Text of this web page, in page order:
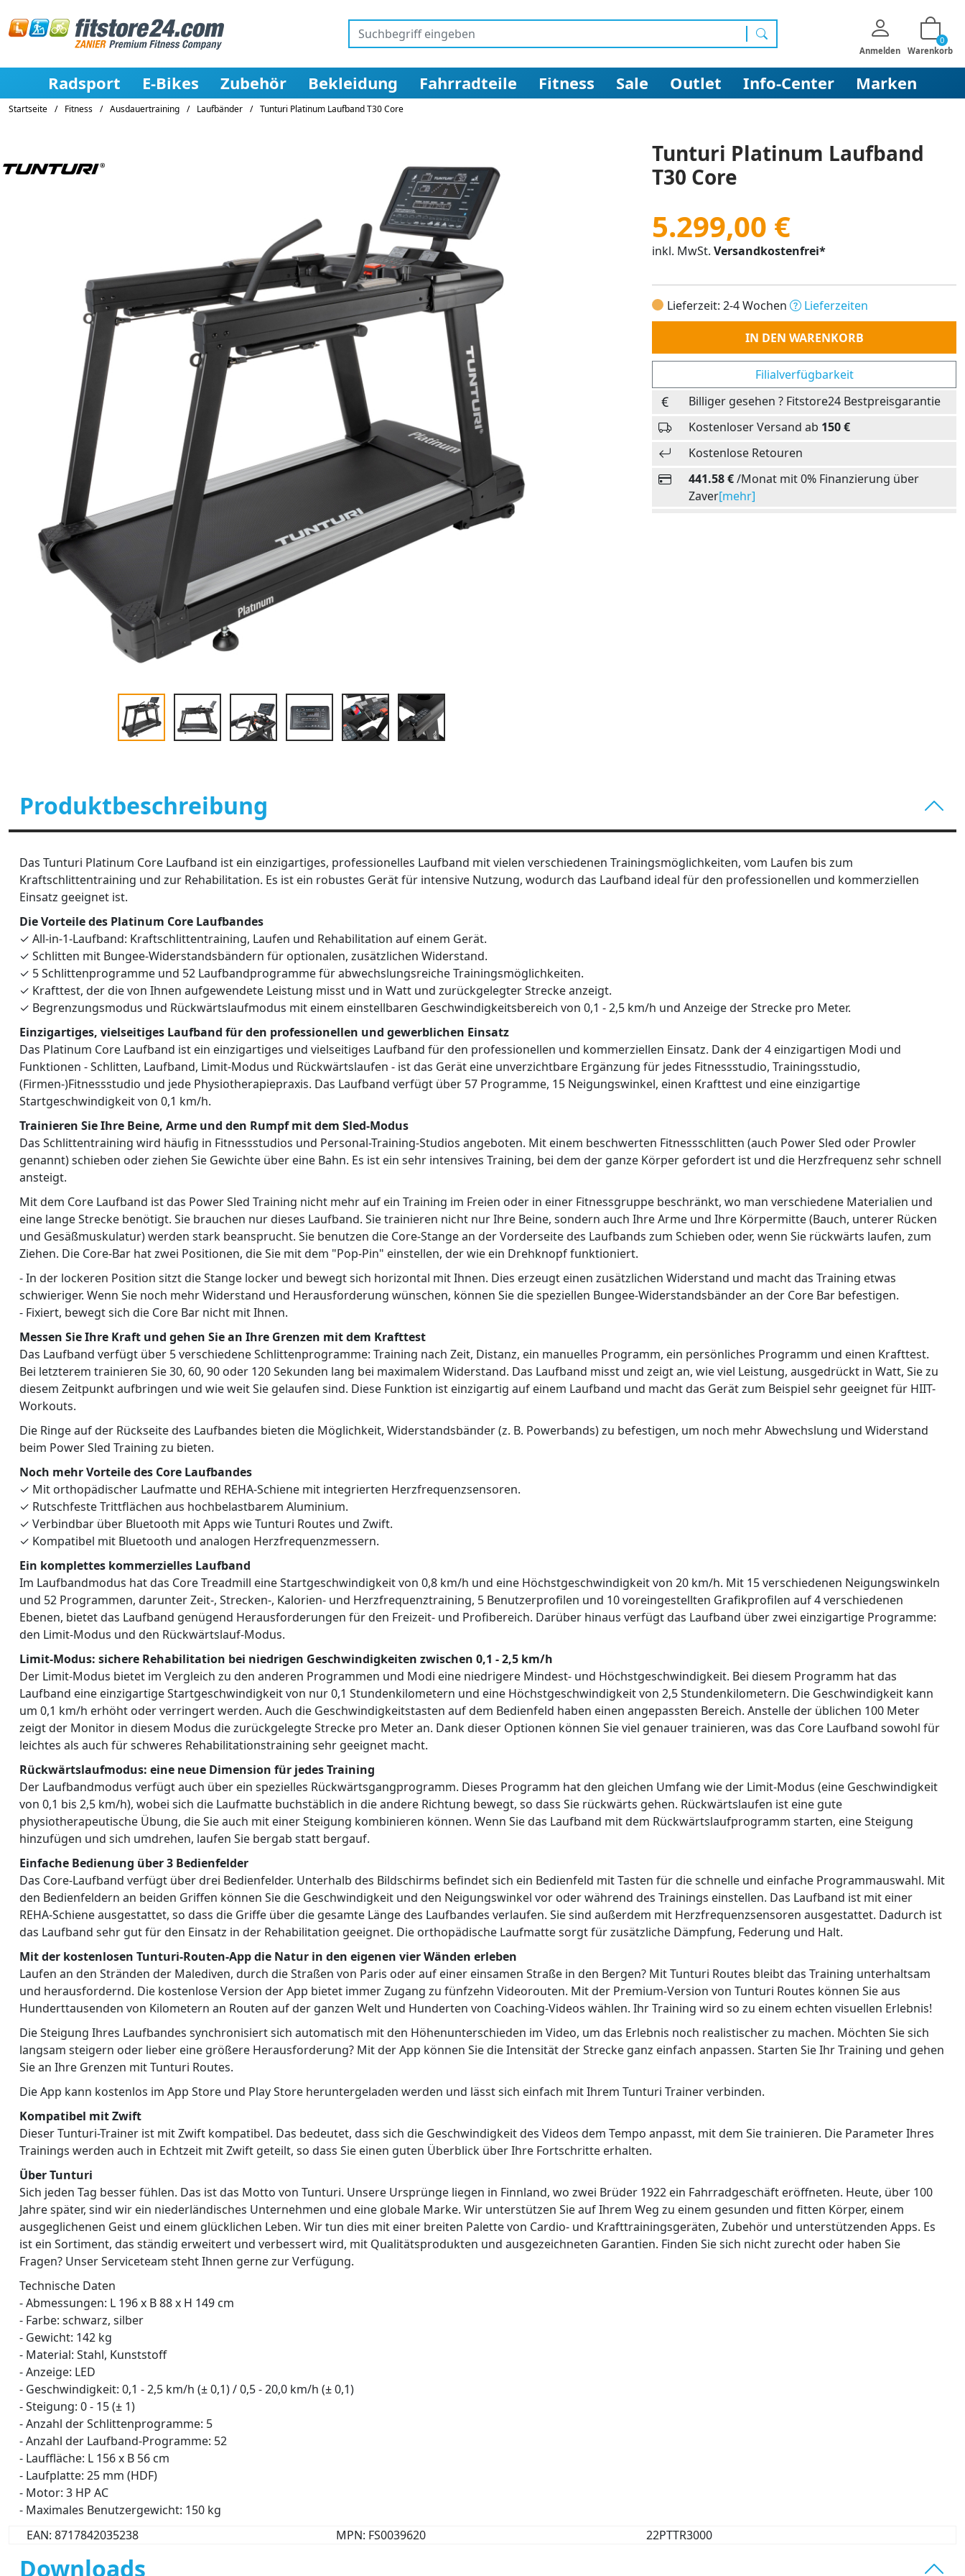
Suchen Anmelden Warenkorb
0
Radsport E-Bikes Zubehör Bekleidung Fahrradteile Fitness Sale Outlet Info-Center Marken
Startseite / Fitness / Ausdauertraining / Laufbänder / Tunturi Platinum Laufband T30 Core
Tunturi Platinum Laufband
T30 Core
5.299,00 €
inkl. MwSt. Versandkostenfrei*
Lieferzeit: 2-4 Wochen
Lieferzeiten
Anzahl
IN DEN WARENKORB
Filialverfügbarkeit
Billiger gesehen ? Fitstore24 Bestpreisgarantie
Kostenloser Versand ab 150 €
Kostenlose Retouren
441.58 €/Monat mit 0% Finanzierung über
Zaver[mehr]
Produktbeschreibung
Das Tunturi Platinum Core Laufband ist ein einzigartiges, professionelles Laufband mit vielen verschiedenen Trainingsmöglichkeiten, vom Laufen bis zum
Kraftschlittentraining und zur Rehabilitation. Es ist ein robustes Gerät für intensive Nutzung, wodurch das Laufband ideal für den professionellen und kommerziellen
Einsatz geeignet ist.
Die Vorteile des Platinum Core Laufbandes
✓ All-in-1-Laufband: Kraftschlittentraining, Laufen und Rehabilitation auf einem Gerät.
✓ Schlitten mit Bungee-Widerstandsbändern für optionalen, zusätzlichen Widerstand.
✓ 5 Schlittenprogramme und 52 Laufbandprogramme für abwechslungsreiche Trainingsmöglichkeiten.
✓ Krafttest, der die von Ihnen aufgewendete Leistung misst und in Watt und zurückgelegter Strecke anzeigt.
✓ Begrenzungsmodus und Rückwärtslaufmodus mit einem einstellbaren Geschwindigkeitsbereich von 0,1 - 2,5 km/h und Anzeige der Strecke pro Meter.
Einzigartiges, vielseitiges Laufband für den professionellen und gewerblichen Einsatz
Das Platinum Core Laufband ist ein einzigartiges und vielseitiges Laufband für den professionellen und kommerziellen Einsatz. Dank der 4 einzigartigen Modi und
Funktionen - Schlitten, Laufband, Limit-Modus und Rückwärtslaufen - ist das Gerät eine unverzichtbare Ergänzung für jedes Fitnessstudio, Trainingsstudio,
(Firmen-)Fitnessstudio und jede Physiotherapiepraxis. Das Laufband verfügt über 57 Programme, 15 Neigungswinkel, einen Krafttest und eine einzigartige
Startgeschwindigkeit von 0,1 km/h.
Trainieren Sie Ihre Beine, Arme und den Rumpf mit dem Sled-Modus
Das Schlittentraining wird häufig in Fitnessstudios und Personal-Training-Studios angeboten. Mit einem beschwerten Fitnessschlitten (auch Power Sled oder Prowler
genannt) schieben oder ziehen Sie Gewichte über eine Bahn. Es ist ein sehr intensives Training, bei dem der ganze Körper gefordert ist und die Herzfrequenz sehr schnell
ansteigt.
Mit dem Core Laufband ist das Power Sled Training nicht mehr auf ein Training im Freien oder in einer Fitnessgruppe beschränkt, wo man verschiedene Materialien und
eine lange Strecke benötigt. Sie brauchen nur dieses Laufband. Sie trainieren nicht nur Ihre Beine, sondern auch Ihre Arme und Ihre Körpermitte (Bauch, unterer Rücken
und Gesäßmuskulatur) werden stark beansprucht. Sie benutzen die Core-Stange an der Vorderseite des Laufbands zum Schieben oder, wenn Sie rückwärts laufen, zum
Ziehen. Die Core-Bar hat zwei Positionen, die Sie mit dem "Pop-Pin" einstellen, der wie ein Drehknopf funktioniert.
- In der lockeren Position sitzt die Stange locker und bewegt sich horizontal mit Ihnen. Dies erzeugt einen zusätzlichen Widerstand und macht das Training etwas
schwieriger. Wenn Sie noch mehr Widerstand und Herausforderung wünschen, können Sie die speziellen Bungee-Widerstandsbänder an der Core Bar befestigen.
- Fixiert, bewegt sich die Core Bar nicht mit Ihnen.
Messen Sie Ihre Kraft und gehen Sie an Ihre Grenzen mit dem Krafttest
Das Laufband verfügt über 5 verschiedene Schlittenprogramme: Training nach Zeit, Distanz, ein manuelles Programm, ein persönliches Programm und einen Krafttest.
Bei letzterem trainieren Sie 30, 60, 90 oder 120 Sekunden lang bei maximalem Widerstand. Das Laufband misst und zeigt an, wie viel Leistung, ausgedrückt in Watt, Sie zu
diesem Zeitpunkt aufbringen und wie weit Sie gelaufen sind. Diese Funktion ist einzigartig auf einem Laufband und macht das Gerät zum Beispiel sehr geeignet für HIIT-
Workouts.
Die Ringe auf der Rückseite des Laufbandes bieten die Möglichkeit, Widerstandsbänder (z. B. Powerbands) zu befestigen, um noch mehr Abwechslung und Widerstand
beim Power Sled Training zu bieten.
Noch mehr Vorteile des Core Laufbandes
✓ Mit orthopädischer Laufmatte und REHA-Schiene mit integrierten Herzfrequenzsensoren.
✓ Rutschfeste Trittflächen aus hochbelastbarem Aluminium.
✓ Verbindbar über Bluetooth mit Apps wie Tunturi Routes und Zwift.
✓ Kompatibel mit Bluetooth und analogen Herzfrequenzmessern.
Ein komplettes kommerzielles Laufband
Im Laufbandmodus hat das Core Treadmill eine Startgeschwindigkeit von 0,8 km/h und eine Höchstgeschwindigkeit von 20 km/h. Mit 15 verschiedenen Neigungswinkeln
und 52 Programmen, darunter Zeit-, Strecken-, Kalorien- und Herzfrequenztraining, 5 Benutzerprofilen und 10 voreingestellten Grafikprofilen auf 4 verschiedenen
Ebenen, bietet das Laufband genügend Herausforderungen für den Freizeit- und Profibereich. Darüber hinaus verfügt das Laufband über zwei einzigartige Programme:
den Limit-Modus und den Rückwärtslauf-Modus.
Limit-Modus: sichere Rehabilitation bei niedrigen Geschwindigkeiten zwischen 0,1 - 2,5 km/h
Der Limit-Modus bietet im Vergleich zu den anderen Programmen und Modi eine niedrigere Mindest- und Höchstgeschwindigkeit. Bei diesem Programm hat das
Laufband eine einzigartige Startgeschwindigkeit von nur 0,1 Stundenkilometern und eine Höchstgeschwindigkeit von 2,5 Stundenkilometern. Die Geschwindigkeit kann
um 0,1 km/h erhöht oder verringert werden. Auch die Geschwindigkeitstasten auf dem Bedienfeld haben einen angepassten Bereich. Anstelle der üblichen 100 Meter
zeigt der Monitor in diesem Modus die zurückgelegte Strecke pro Meter an. Dank dieser Optionen können Sie viel genauer trainieren, was das Core Laufband sowohl für
leichtes als auch für schweres Rehabilitationstraining sehr geeignet macht.
Rückwärtslaufmodus: eine neue Dimension für jedes Training
Der Laufbandmodus verfügt auch über ein spezielles Rückwärtsgangprogramm. Dieses Programm hat den gleichen Umfang wie der Limit-Modus (eine Geschwindigkeit
von 0,1 bis 2,5 km/h), wobei sich die Laufmatte buchstäblich in die andere Richtung bewegt, so dass Sie rückwärts gehen. Rückwärtslaufen ist eine gute
physiotherapeutische Übung, die Sie auch mit einer Steigung kombinieren können. Wenn Sie das Laufband mit dem Rückwärtslaufprogramm starten, eine Steigung
hinzufügen und sich umdrehen, laufen Sie bergab statt bergauf.
Einfache Bedienung über 3 Bedienfelder
Das Core-Laufband verfügt über drei Bedienfelder. Unterhalb des Bildschirms befindet sich ein Bedienfeld mit Tasten für die schnelle und einfache Programmauswahl. Mit
den Bedienfeldern an beiden Griffen können Sie die Geschwindigkeit und den Neigungswinkel vor oder während des Trainings einstellen. Das Laufband ist mit einer
REHA-Schiene ausgestattet, so dass die Griffe über die gesamte Länge des Laufbandes verlaufen. Sie sind außerdem mit Herzfrequenzsensoren ausgestattet. Dadurch ist
das Laufband sehr gut für den Einsatz in der Rehabilitation geeignet. Die orthopädische Laufmatte sorgt für zusätzliche Dämpfung, Federung und Halt.
Mit der kostenlosen Tunturi-Routen-App die Natur in den eigenen vier Wänden erleben
Laufen an den Stränden der Malediven, durch die Straßen von Paris oder auf einer einsamen Straße in den Bergen? Mit Tunturi Routes bleibt das Training unterhaltsam
und herausfordernd. Die kostenlose Version der App bietet immer Zugang zu fünfzehn Videorouten. Mit der Premium-Version von Tunturi Routes können Sie aus
Hunderttausenden von Kilometern an Routen auf der ganzen Welt und Hunderten von Coaching-Videos wählen. Ihr Training wird so zu einem echten visuellen Erlebnis!
Die Steigung Ihres Laufbandes synchronisiert sich automatisch mit den Höhenunterschieden im Video, um das Erlebnis noch realistischer zu machen. Möchten Sie sich
langsam steigern oder lieber eine größere Herausforderung? Mit der App können Sie die Intensität der Strecke ganz einfach anpassen. Starten Sie Ihr Training und gehen
Sie an Ihre Grenzen mit Tunturi Routes.
Die App kann kostenlos im App Store und Play Store heruntergeladen werden und lässt sich einfach mit Ihrem Tunturi Trainer verbinden.
Kompatibel mit Zwift
Dieser Tunturi-Trainer ist mit Zwift kompatibel. Das bedeutet, dass sich die Geschwindigkeit des Videos dem Tempo anpasst, mit dem Sie trainieren. Die Parameter Ihres
Trainings werden auch in Echtzeit mit Zwift geteilt, so dass Sie einen guten Überblick über Ihre Fortschritte erhalten.
Über Tunturi
Sich jeden Tag besser fühlen. Das ist das Motto von Tunturi. Unsere Ursprünge liegen in Finnland, wo zwei Brüder 1922 ein Fahrradgeschäft eröffneten. Heute, über 100
Jahre später, sind wir ein niederländisches Unternehmen und eine globale Marke. Wir unterstützen Sie auf Ihrem Weg zu einem gesunden und fitten Körper, einem
ausgeglichenen Geist und einem glücklichen Leben. Wir tun dies mit einer breiten Palette von Cardio- und Krafttrainingsgeräten, Zubehör und unterstützenden Apps. Es
ist ein Sortiment, das ständig erweitert und verbessert wird, mit Qualitätsprodukten und ausgezeichneten Garantien. Finden Sie sich nicht zurecht oder haben Sie
Fragen? Unser Serviceteam steht Ihnen gerne zur Verfügung.
Technische Daten
- Abmessungen: L 196 x B 88 x H 149 cm
- Farbe: schwarz, silber
- Gewicht: 142 kg
- Material: Stahl, Kunststoff
- Anzeige: LED
- Geschwindigkeit: 0,1 - 2,5 km/h (± 0,1) / 0,5 - 20,0 km/h (± 0,1)
- Steigung: 0 - 15 (± 1)
- Anzahl der Schlittenprogramme: 5
- Anzahl der Laufband-Programme: 52
- Lauffläche: L 156 x B 56 cm
- Laufplatte: 25 mm (HDF)
- Motor: 3 HP AC
- Maximales Benutzergewicht: 150 kg
EAN: 8717842035238
MPN: FS0039620 22PTTR3000
Downloads